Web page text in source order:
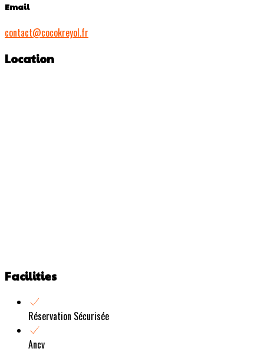
Email
contact@cocokreyol.fr
Location
Facilities
Réservation Sécurisée
Ancv